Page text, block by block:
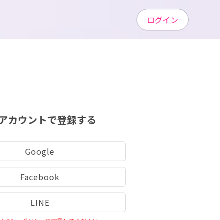
カウントで登録する
Google
Facebook
LINE
ログイン